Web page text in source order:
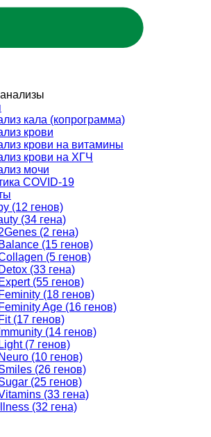
кала (копрограмма)
крови
крови на витамины
крови на ХГЧ
мочи
COVID-19
(12 генов)
(34 гена)
(2 гена)
(15 генов)
(5 генов)
(33 гена)
(55 генов)
(18 генов)
Age (16 генов)
(17 генов)
(14 генов)
(7 генов)
(10 генов)
(26 генов)
(25 генов)
(33 гена)
(32 гена)